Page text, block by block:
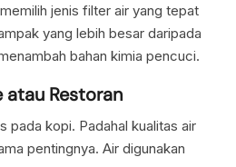
jenis filter air yang tepat
yang lebih besar daripada
bahan kimia pencuci.
atau Restoran
pada kopi. Padahal kualitas air
pentingnya. Air digunakan